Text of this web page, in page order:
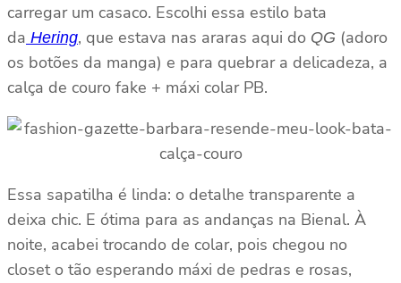
carregar um casaco. Escolhi essa estilo bata
da Hering, que estava nas araras aqui do QG (adoro
os botões da manga) e para quebrar a delicadeza, a
calça de couro fake + máxi colar PB.
Essa sapatilha é linda: o detalhe transparente a
deixa chic. E ótima para as andanças na Bienal. À
noite, acabei trocando de colar, pois chegou no
closet o tão esperando máxi de pedras e rosas,